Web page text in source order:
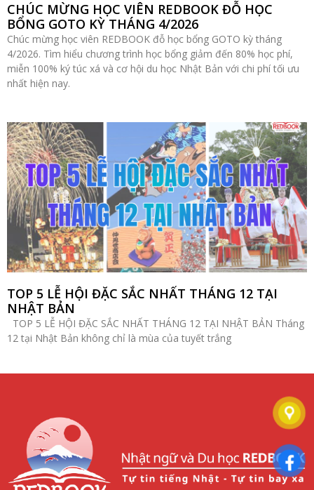
CHÚC MỪNG HỌC VIÊN REDBOOK ĐỖ HỌC
BỔNG GOTO KỲ THÁNG 4/2026
Chúc mừng học viên REDBOOK đỗ học bổng GOTO kỳ tháng
4/2026. Tìm hiểu chương trình học bổng giảm đến 80% học phí,
miễn 100% ký túc xá và cơ hội du học Nhật Bản với chi phí tối ưu
nhất hiện nay.
TOP 5 LỄ HỘI ĐẶC SẮC NHẤT THÁNG 12 TẠI
NHẬT BẢN
TOP 5 LỄ HỘI ĐẶC SẮC NHẤT THÁNG 12 TẠI NHẬT BẢN Tháng
12 tại Nhật Bản không chỉ là mùa của tuyết trắng